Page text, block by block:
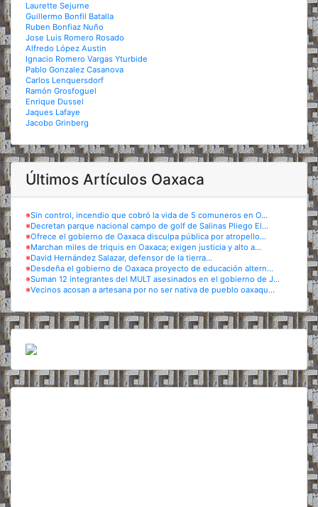
Laurette Sejurne
Guillermo Bonfil Batalla
Ruben Bonfiaz Nuño
Jose Luis Romero Rosado
Alfredo López Austin
Ignacio Romero Vargas Yturbide
Pablo Gonzalez Casanova
Carlos Lenquersdorf
Ramón Grosfoguel
Enrique Dussel
Jaques Lafaye
Jacobo Grinberg
Últimos Artículos Oaxaca
※Sin control, incendio que cobró la vida de 5 comuneros en O...
※Decretan parque nacional campo de golf de Salinas Pliego El...
※Ofrece el gobierno de Oaxaca disculpa pública por atropello...
※Marchan miles de triquis en Oaxaca; exigen justicia y alto a...
※David Hernández Salazar, defensor de la tierra...
※Desdeña el gobierno de Oaxaca proyecto de educación altern...
※Suman 12 integrantes del MULT asesinados en el gobierno de J...
※Vecinos acosan a artesana por no ser nativa de pueblo oaxaqu...